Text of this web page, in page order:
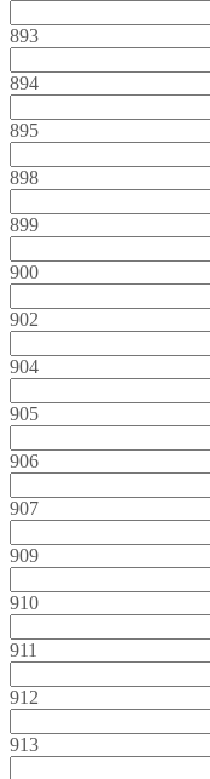
893
894
895
898
899
900
902
904
905
906
907
909
910
911
912
913